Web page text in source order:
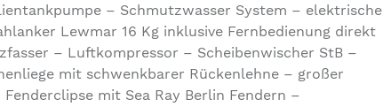
– Schmutzwasser System – elektrische
Lewmar 16 Kg inklusive Fernbedienung direkt
– Luftkompressor – Scheibenwischer StB –
mit schwenkbarer Rückenlehne – großer
mit Sea Ray Berlin Fendern –